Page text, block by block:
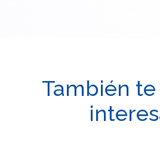
También